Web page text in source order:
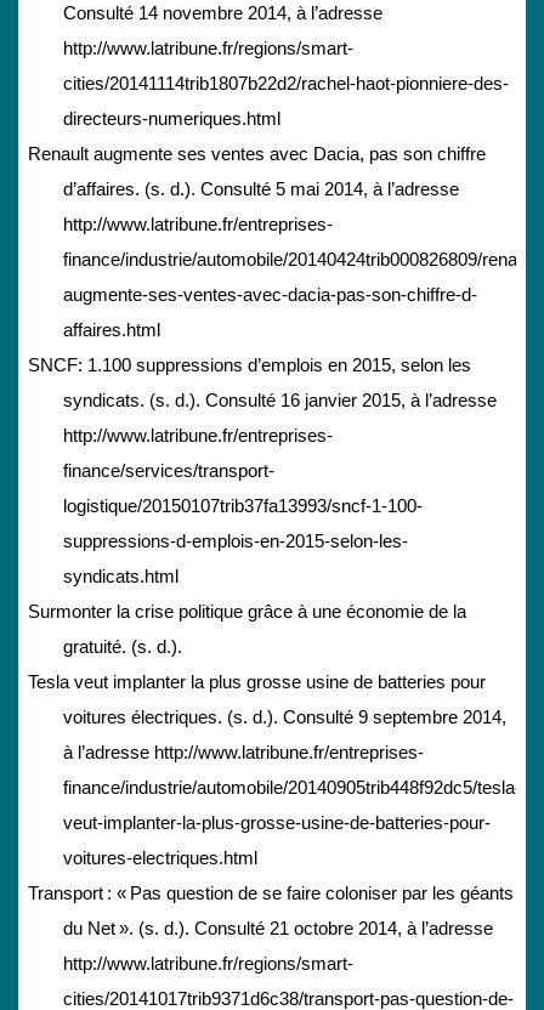
Consulté 14 novembre 2014, à l’adresse
http://www.latribune.fr/regions/smart-
cities/20141114trib1807b22d2/rachel-haot-pionniere-des-
directeurs-numeriques.html
Renault augmente ses ventes avec Dacia, pas son chiffre
d’affaires. (s. d.). Consulté 5 mai 2014, à l’adresse
http://www.latribune.fr/entreprises-
finance/industrie/automobile/20140424trib000826809/renault-
augmente-ses-ventes-avec-dacia-pas-son-chiffre-d-
affaires.html
SNCF: 1.100 suppressions d’emplois en 2015, selon les
syndicats. (s. d.). Consulté 16 janvier 2015, à l’adresse
http://www.latribune.fr/entreprises-
finance/services/transport-
logistique/20150107trib37fa13993/sncf-1-100-
suppressions-d-emplois-en-2015-selon-les-
syndicats.html
Surmonter la crise politique grâce à une économie de la
gratuité. (s. d.).
Tesla veut implanter la plus grosse usine de batteries pour
voitures électriques. (s. d.). Consulté 9 septembre 2014,
à l’adresse http://www.latribune.fr/entreprises-
finance/industrie/automobile/20140905trib448f92dc5/tesla-
veut-implanter-la-plus-grosse-usine-de-batteries-pour-
voitures-electriques.html
Transport : « Pas question de se faire coloniser par les géants
du Net ». (s. d.). Consulté 21 octobre 2014, à l’adresse
http://www.latribune.fr/regions/smart-
cities/20141017trib9371d6c38/transport-pas-question-de-